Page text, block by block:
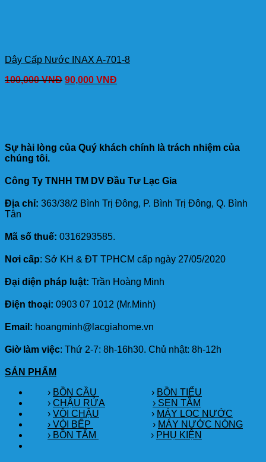
Dây Cấp Nước INAX A-701-8
100,000VNĐ 90,000 VNĐ
Sự hài lòng của Quý khách chính là trách nhiệm của
chúng tôi.
Công Ty TNHH TM DV Đầu Tư Lạc Gia
Địa chỉ: 363/38/2 Bình Trị Đông, P. Bình Trị Đông, Q. Bình
Tân
Mã số thuế: 0316293585.
Nơi cấp: Sở KH & ĐT TPHCM cấp ngày 27/05/2020
Đại diện pháp luật: Trần Hoàng Minh
Điện thoại: 0903 07 1012 (Mr.Minh)
Email: hoangminh@lacgiahome.vn
Giờ làm việc: Thứ 2-7: 8h-16h30. Chủ nhật: 8h-12h
SẢN PHẨM
› BỒN CẦU › BỒN TIỂU
› CHẬU RỬA
› SEN TẮM
› VÒI CHẬU › MÁY LỌC NƯỚC
› VÒI BẾP
› MÁY NƯỚC NÓNG
› BỒN TẮM
› PHỤ KIỆN